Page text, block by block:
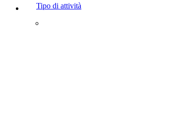
Tipo di attività